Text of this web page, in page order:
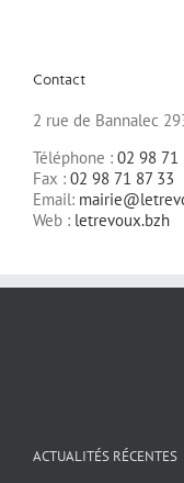
Contact
2 rue de Bannalec
Téléphone : 02 98 71
Fax : 02 98 71 87 33
Email:
Web : letrevoux.bzh
ACTUALITÉS RÉCENTES